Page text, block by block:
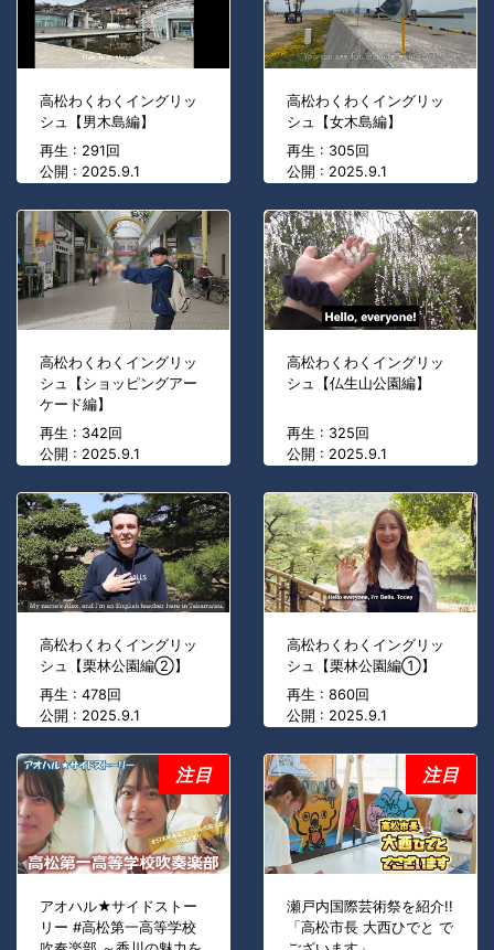
高松わくわくイングリッ
シュ【男木島編】
再生 : 291回
公開 : 2025.9.1
高松わくわくイングリッ
シュ【女木島編】
再生 : 305回
公開 : 2025.9.1
高松わくわくイングリッ
シュ【ショッピングアー
ケード編】
再生 : 342回
公開 : 2025.9.1
高松わくわくイングリッ
シュ【仏生山公園編】
再生 : 325回
公開 : 2025.9.1
高松わくわくイングリッ
シュ【栗林公園編②】
再生 : 478回
公開 : 2025.9.1
高松わくわくイングリッ
シュ【栗林公園編①】
再生 : 860回
公開 : 2025.9.1
アオハル★サイドストー
リー #高松第一高等学校
注目
瀬戸内国際芸術祭を紹介!!
「高松市長 大西ひでと で
注目